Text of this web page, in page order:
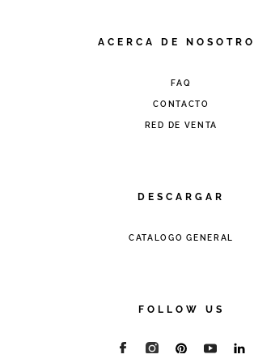
ACERCA DE
FAQ
CONTACTO
RED DE VENTA
DESCARGAR
CATALOGO GENERAL
FOLLOW US